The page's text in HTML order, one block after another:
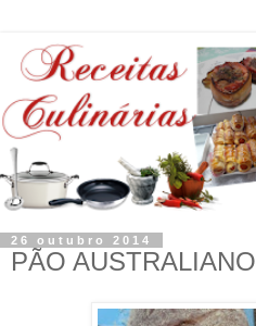
26 outubro 2014
PÃO AUSTRALIANO